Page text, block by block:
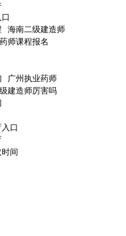
海南二级建造师
师课程报名
广州执业药师
建造师厉害吗
口
间